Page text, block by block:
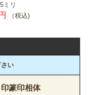
ミリ
（税込)
い
印篆印相体